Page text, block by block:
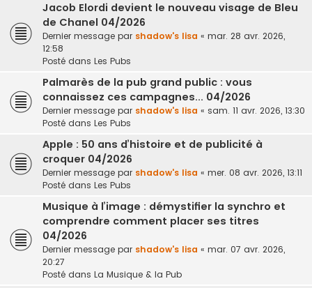
Jacob Elordi devient le nouveau visage de Bleu
de Chanel 04/2026
Dernier message par shadow's lisa « mar. 28 avr. 2026,
12:58
Posté dans Les Pubs
Palmarès de la pub grand public : vous
connaissez ces campagnes... 04/2026
Dernier message par shadow's lisa « sam. 11 avr. 2026, 13:30
Posté dans Les Pubs
Apple : 50 ans d’histoire et de publicité à
croquer 04/2026
Dernier message par shadow's lisa « mer. 08 avr. 2026, 13:11
Posté dans Les Pubs
Musique à l’image : démystifier la synchro et
comprendre comment placer ses titres
04/2026
Dernier message par shadow's lisa « mar. 07 avr. 2026,
20:27
Posté dans La Musique & la Pub